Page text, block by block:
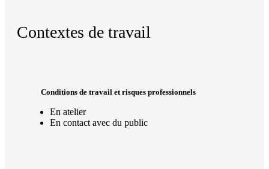
Contextes de travail
Conditions de travail et risques professionnels
En atelier
En contact avec du public